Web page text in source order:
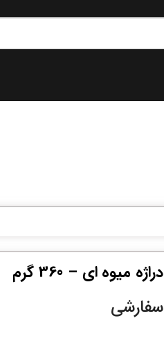
دراژه میوه ای – 360 گرم
سفارشی